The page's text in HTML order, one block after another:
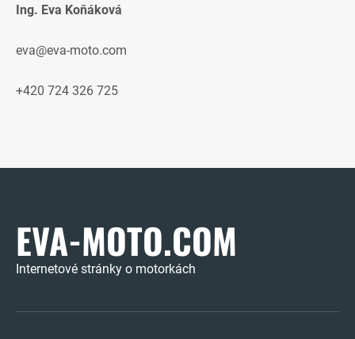
Ing. Eva Koňáková
eva@eva-moto.com
+420 724 326 725
EVA-MOTO.COM
Internetové stránky o motorkách